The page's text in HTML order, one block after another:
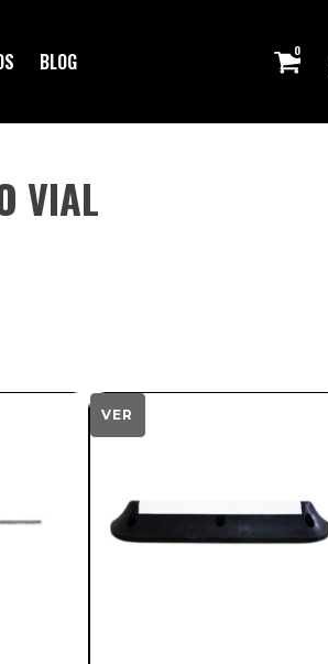
BLOG 0
VIAL
VER